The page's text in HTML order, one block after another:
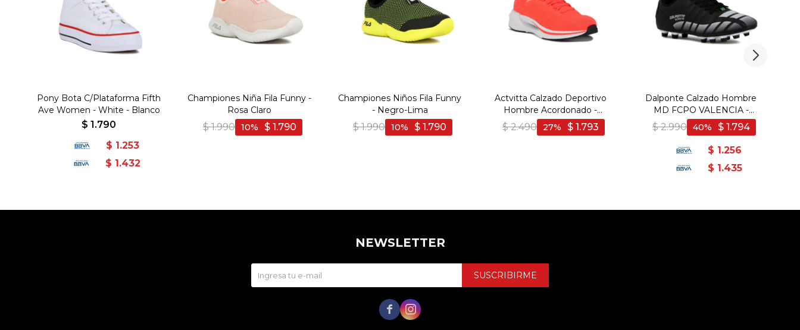
Pony Bota C/Plataforma Fifth
Ave Women - White - Blanco
$ 1.790
$ 1.253
$ 1.432
Championes Niña Fila Funny -
Rosa Claro
$ 1.990 $ 1.790
10
Championes Niños Fila Funny
- Negro-Lima
$ 1.990 $ 1.790
10
Actvitta Calzado Deportivo
Hombre Acordonado -
Naranja
$ 2.490 $ 1.793
27
Dalponte Calzado Hombre
MD FCPO VALENCIA -
Negro-Gris
$ 2.990 $ 1.794
40
$ 1.256
$ 1.435
NEWSLETTER
SUSCRIBIRME
 